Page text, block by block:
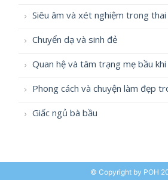
Siêu âm và xét nghiệm trong thai
Chuyển dạ và sinh đẻ
Quan hệ và tâm trạng mẹ bầu
Phong cách và chuyện làm đẹp
Giấc ngủ bà bầu
© Copyright by POH